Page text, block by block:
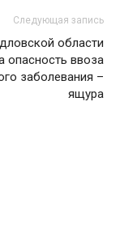
Следующая запись
области
опасность ввоза
заболевания –
ящура